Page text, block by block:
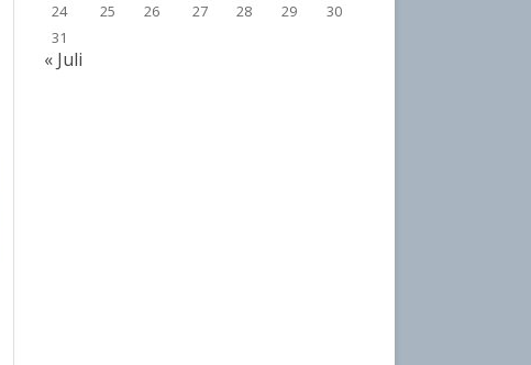
24
25 26 27 28 29
30
31
« Juli